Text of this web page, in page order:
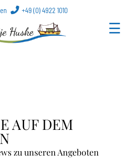
+49 (0) 4922 1010
☰
AUF DEM
zu unseren Angeboten